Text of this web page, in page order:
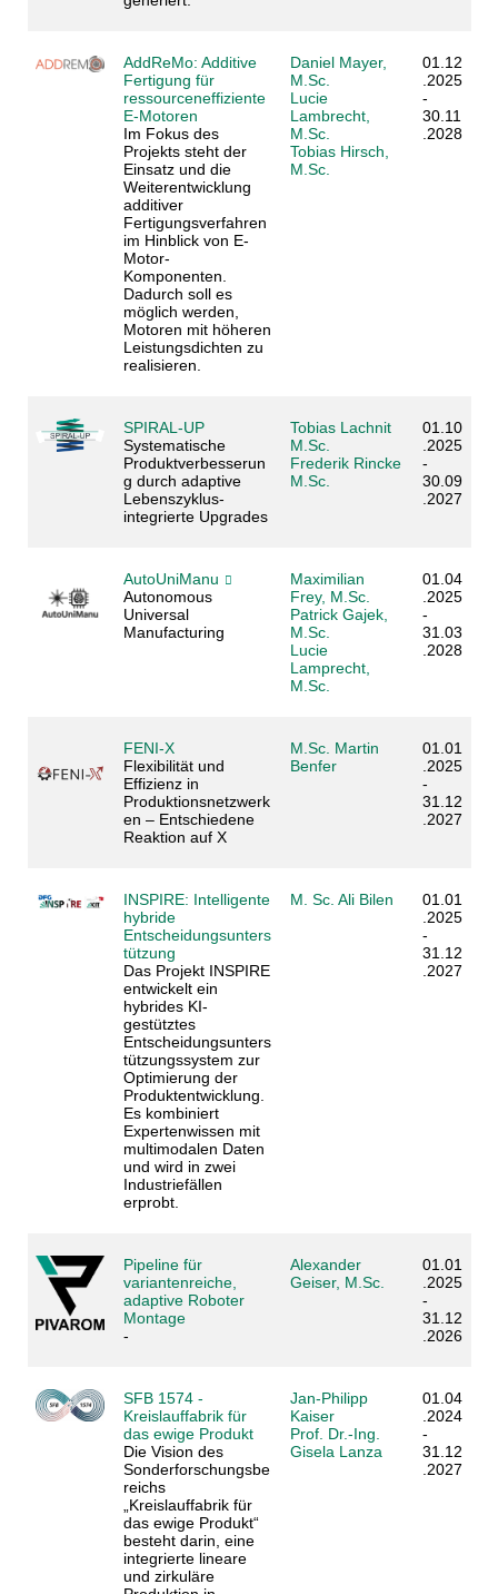
AddReMo: Additive
Fertigung für
ressourceneffiziente
E‑Motoren
Im Fokus des
Projekts steht der
Einsatz und die
Weiterentwicklung
additiver
Fertigungsverfahren
im Hinblick von E-
Motor-
Komponenten.
Dadurch soll es
möglich werden,
Motoren mit höheren
Leistungsdichten zu
realisieren.
Daniel Mayer,
M.Sc.
Lucie
Lambrecht,
M.Sc.
Tobias Hirsch,
M.Sc.
01.12
.2025
-
30.11
.2028
SPIRAL-UP
Systematische
Produktverbesserun
g durch adaptive
Lebenszyklus-
integrierte Upgrades
Tobias Lachnit
M.Sc.
Frederik Rincke
M.Sc.
01.10
.2025
-
30.09
.2027
AutoUniManu
Autonomous
Universal
Manufacturing
Maximilian
Frey, M.Sc.
Patrick Gajek,
M.Sc.
Lucie
Lamprecht,
M.Sc.
01.04
.2025
-
31.03
.2028
FENI-X
Flexibilität und
Effizienz in
Produktionsnetzwerk
en – Entschiedene
Reaktion auf X
M.Sc. Martin
Benfer
01.01
.2025
-
31.12
.2027
INSPIRE: Intelligente
hybride
Entscheidungsunters
tützung
Das Projekt INSPIRE
entwickelt ein
hybrides KI-
gestütztes
Entscheidungsunters
tützungssystem zur
Optimierung der
Produktentwicklung.
Es kombiniert
Expertenwissen mit
multimodalen Daten
und wird in zwei
Industriefällen
erprobt.
M. Sc. Ali Bilen
01.01
.2025
-
31.12
.2027
Pipeline für
variantenreiche,
adaptive Roboter
Montage
-
Alexander
Geiser, M.Sc.
01.01
.2025
-
31.12
.2026
SFB 1574 -
Kreislauffabrik für
das ewige Produkt
Die Vision des
Sonderforschungsbe
reichs
„Kreislauffabrik für
das ewige Produkt“
besteht darin, eine
integrierte lineare
und zirkuläre
Jan-Philipp
Kaiser
Prof. Dr.-Ing.
Gisela Lanza
01.04
.2024
-
31.12
.2027